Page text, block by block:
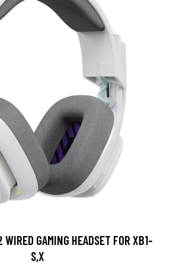
GAMING HEADSET FOR XB1-
S,X